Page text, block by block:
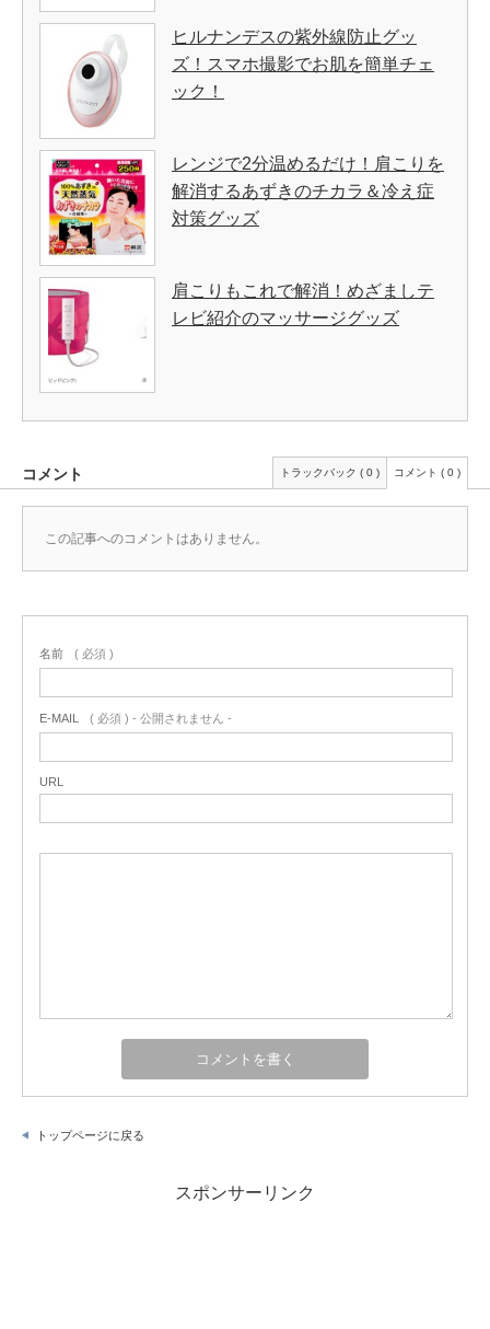
ヒルナンデスの紫外線防止グッ
ズ！スマホ撮影でお肌を簡単チェ
ック！
レンジで2分温めるだけ！肩こりを
解消するあずきのチカラ＆冷え症
対策グッズ
肩こりもこれで解消！めざましテ
レビ紹介のマッサージグッズ
コメント トラックバック ( 0 ) コメント ( 0 )
この記事へのコメントはありません。
名前 ( 必須 )
E-MAIL ( 必須 ) - 公開されません -
URL
トップページに戻る
スポンサーリンク